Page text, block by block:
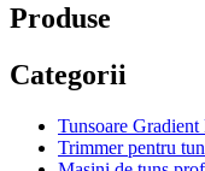
Produse
Categorii
Tunsoare Gradient
Trimmer pentru